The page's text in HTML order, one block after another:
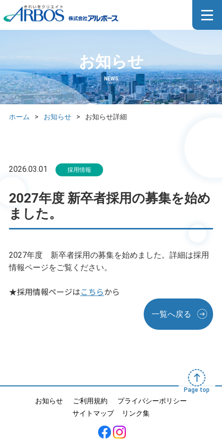
お知らせ
NEWS
ホーム > お知らせ > お知らせ詳細
2026.03.01 採用情報
2027年度 新卒者採用の募集を始め
ました。
2027年度 新卒者採用の募集を始めました。詳細は採用
情報ページをご覧ください。
★採用情報ページはこちらから
一覧へ戻る
Page top
お知らせ ご利用規約
プライバシーポリシー
サイトマップ
リンク集